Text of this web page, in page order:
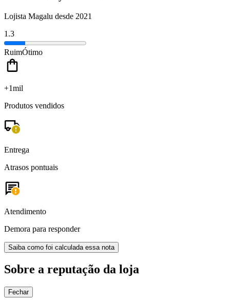
Lojista Magalu desde 2021
1.3
RuimÓtimo
+1mil
Produtos vendidos
Entrega
Atrasos pontuais
Atendimento
Demora para responder
Saiba como foi calculada essa nota
Sobre a reputação da loja
Fechar